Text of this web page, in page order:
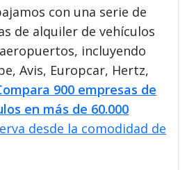
con una serie de
de alquiler de vehículos
incluyendo
Avis, Europcar, Hertz,
900 empresas de
en más de 60.000
desde la comodidad de